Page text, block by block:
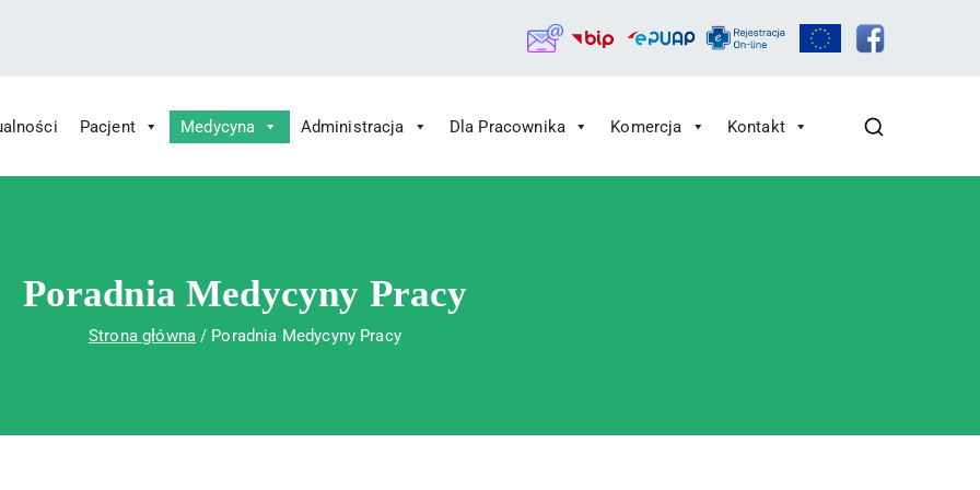
Św. Rafała w Czerwonej Górze
Rafała w Czerwonej Górze
Pacjent Medycyna Administracja Dla Pracownika Komercja Kontakt
Poradnia Medycyny Pracy
Strona główna Poradnia Medycyny Pracy